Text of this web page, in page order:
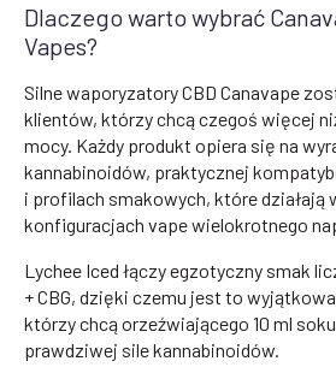
Dlaczego warto wybrać
Vapes?
Silne waporyzatory CBD Canavape
klientów, którzy chcą czegoś więcej
mocy. Każdy produkt opiera się na
kannabinoidów, praktycznej
i profilach smakowych, które działają
konfiguracjach vape wielokrotnego
Lychee Iced łączy egzotyczny smak
+ CBG, dzięki czemu jest to
którzy chcą orzeźwiającego 10 ml
prawdziwej sile kannabinoidów.